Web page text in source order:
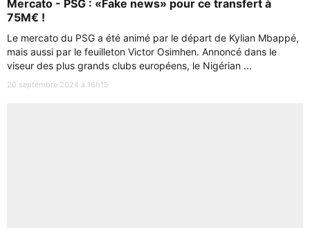
Mercato - PSG : «Fake news» pour ce transfert à
75M€ !
Le mercato du PSG a été animé par le départ de Kylian Mbappé,
mais aussi par le feuilleton Victor Osimhen. Annoncé dans le
viseur des plus grands clubs européens, le Nigérian ...
20 septembre 2024 à 16h15